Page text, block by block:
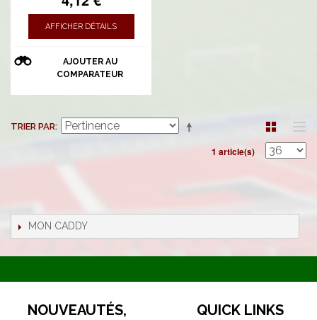
AFFICHER DÉTAILS
AJOUTER AU
COMPARATEUR
TRIER PAR
1 article(s)
MON CADDY
NOUVEAUTÉS,
QUICK LINKS